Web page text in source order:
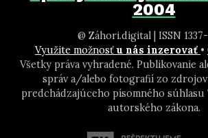
2004
@ Záhori.digital | ISSN
Využite možnosť u nás inzerovať •
Všetky práva vyhradené. Publikovanie
správ a/alebo fotografií zo zdrojov
predchádzajúceho písomného súhlasu
autorského zákona.